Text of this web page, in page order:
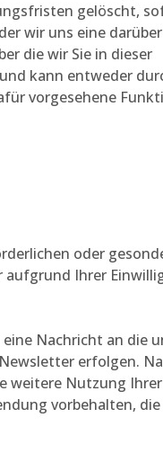
gelöscht,
wir uns eine darüber
die wir Sie in dieser
kann entweder
vorgesehene
oder
Ihrer
Nachricht an die
erfolgen.
weitere Nutzung Ihrer
vorbehalten, die